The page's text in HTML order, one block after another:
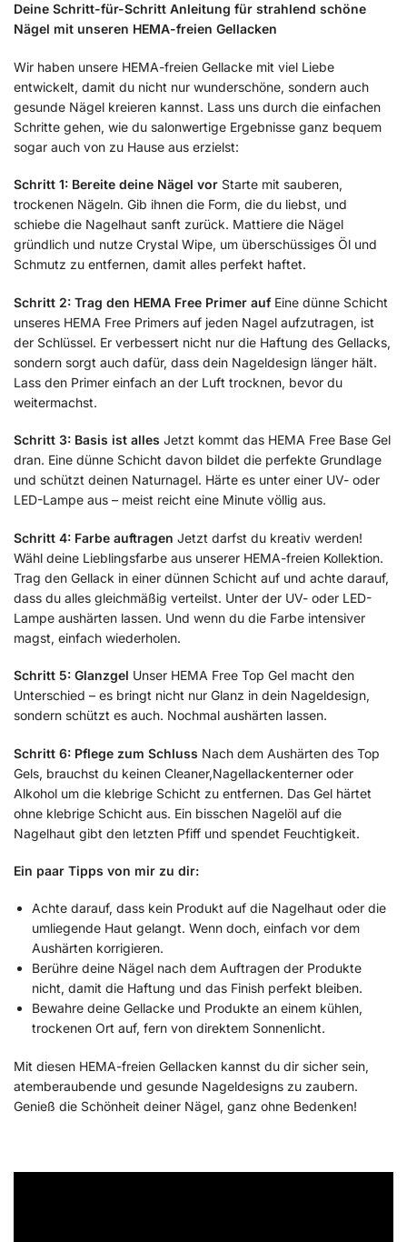
Deine Schritt-für-Schritt Anleitung für strahlend schöne
Nägel mit unseren HEMA-freien Gellacken
Wir haben unsere HEMA-freien Gellacke mit viel Liebe
entwickelt, damit du nicht nur wunderschöne, sondern auch
gesunde Nägel kreieren kannst. Lass uns durch die einfachen
Schritte gehen, wie du salonwertige Ergebnisse ganz bequem
sogar auch von zu Hause aus erzielst:
Schritt 1: Bereite deine Nägel vor Starte mit sauberen,
trockenen Nägeln. Gib ihnen die Form, die du liebst, und
schiebe die Nagelhaut sanft zurück. Mattiere die Nägel
gründlich und nutze Crystal Wipe, um überschüssiges Öl und
Schmutz zu entfernen, damit alles perfekt haftet.
Schritt 2: Trag den HEMA Free Primer aufEine dünne Schicht
unseres HEMA Free Primers auf jeden Nagel aufzutragen, ist
der Schlüssel. Er verbessert nicht nur die Haftung des Gellacks,
sondern sorgt auch dafür, dass dein Nageldesign länger hält.
Lass den Primer einfach an der Luft trocknen, bevor du
weitermachst.
Schritt 3: Basis ist alles Jetzt kommt das HEMA Free Base Gel
dran. Eine dünne Schicht davon bildet die perfekte Grundlage
und schützt deinen Naturnagel. Härte es unter einer UV- oder
LED-Lampe aus – meist reicht eine Minute völlig aus.
Schritt 4: Farbe auftragen Jetzt darfst du kreativ werden!
Wähl deine Lieblingsfarbe aus unserer HEMA-freien Kollektion.
Trag den Gellack in einer dünnen Schicht auf und achte darauf,
dass du alles gleichmäßig verteilst. Unter der UV- oder LED-
Lampe aushärten lassen. Und wenn du die Farbe intensiver
magst, einfach wiederholen.
Schritt 5: Glanzgel Unser HEMA Free Top Gel macht den
Unterschied – es bringt nicht nur Glanz in dein Nageldesign,
sondern schützt es auch. Nochmal aushärten lassen.
Schritt 6: Pflege zum Schluss Nach dem Aushärten des Top
Gels, brauchst du keinen Cleaner,Nagellackenterner oder
Alkohol um die klebrige Schicht zu entfernen. Das Gel härtet
ohne klebrige Schicht aus. Ein bisschen Nagelöl auf die
Nagelhaut gibt den letzten Pfiff und spendet Feuchtigkeit.
Ein paar Tipps von mir zu dir:
Achte darauf, dass kein Produkt auf die Nagelhaut oder die
umliegende Haut gelangt. Wenn doch, einfach vor dem
Aushärten korrigieren.
Berühre deine Nägel nach dem Auftragen der Produkte
nicht, damit die Haftung und das Finish perfekt bleiben.
Bewahre deine Gellacke und Produkte an einem kühlen,
trockenen Ort auf, fern von direktem Sonnenlicht.
Mit diesen HEMA-freien Gellacken kannst du dir sicher sein,
atemberaubende und gesunde Nageldesigns zu zaubern.
Genieß die Schönheit deiner Nägel, ganz ohne Bedenken!